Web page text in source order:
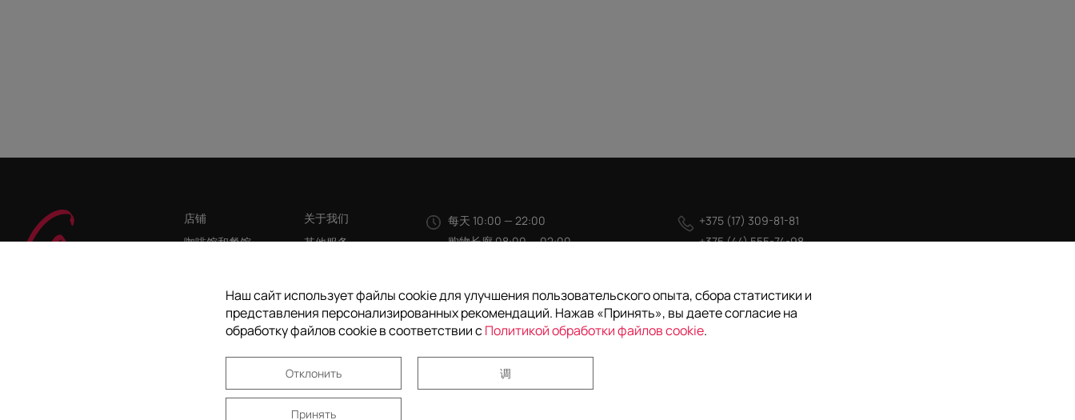
店铺
关于我们
咖啡馆和餐馆
其他服务
我们的新闻
场地租赁
招聘信息
商场地图
联系我们
每天 10:00 — 22:00
购物长廊 08:00 — 02:00
如何前往
+375 (17) 309-81-81
+375 (44) 555-74-98
Наш сайт использует файлы cookie для улучшения пользовательского опыта, сбора статистики и
представления персонализированных рекомендаций. Нажав «Принять», вы даете согласие на
обработку файлов cookie в соответствии сПолитикой обработки файлов cookie.
Отклонить 调
Принять